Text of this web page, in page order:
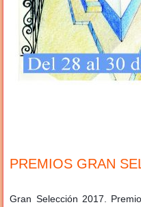
PREMIOS GRAN
Gran Selección 2017.